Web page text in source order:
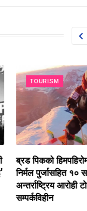
TOURISM
ब्रड पिकको हिमपहिरोमा
निर्मल पुर्जासहित १०
अन्तर्राष्ट्रिय आरोही टोली
सम्पर्कविहीन